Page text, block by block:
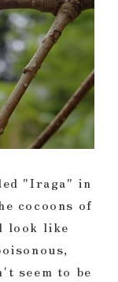
"Iraga" in
cocoons of
look like
seem to be